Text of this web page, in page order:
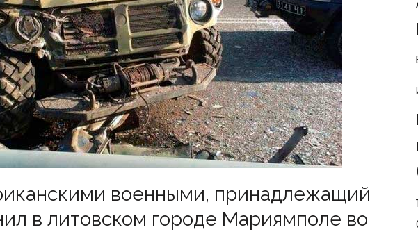
военными, принадлежащий
в литовском городе Мариямполе во